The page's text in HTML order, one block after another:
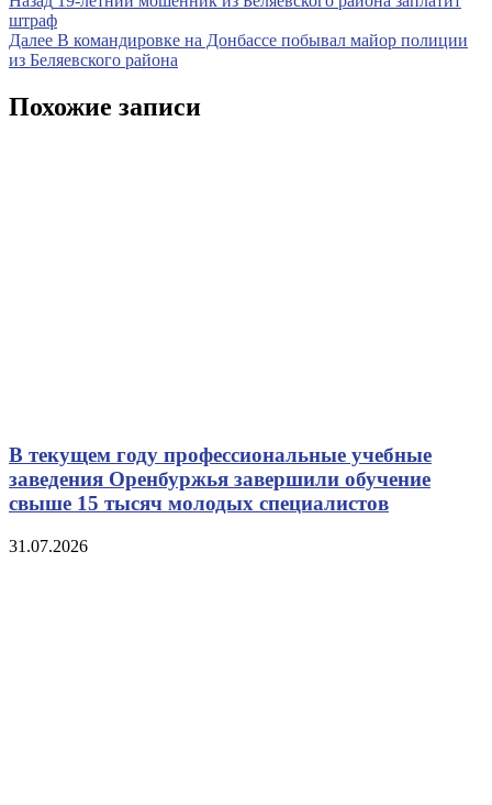
по
записям
запись
штраф
Далее Следующая
запись
В командировке на Донбассе побывал майор полиции
из Беляевского района
Похожие записи
В текущем году профессиональные учебные
заведения Оренбуржья завершили обучение
свыше 15 тысяч молодых специалистов
31.07.2026